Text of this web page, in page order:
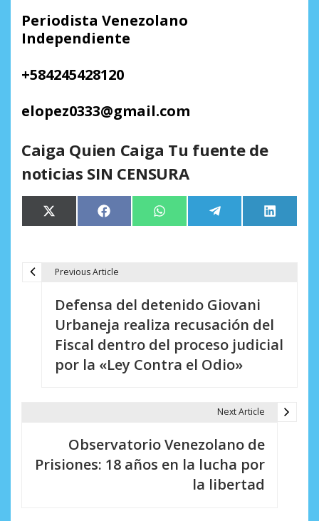
Periodista Venezolano
Independiente
+584245428120
elopez0333@gmail.com
Caiga Quien Caiga Tu fuente de
noticias SIN CENSURA
Compartir
en
X
(Twitter)
Compartir
en
Facebook Compartir
en
WhatsApp Compartir
en
Telegram
en
LinkedIn
Previous Article
Defensa del detenido Giovani
Urbaneja realiza recusación del
Fiscal dentro del proceso judicial
por la «Ley Contra el Odio»
Next Article
Observatorio Venezolano de
Prisiones: 18 años en la lucha por
la libertad